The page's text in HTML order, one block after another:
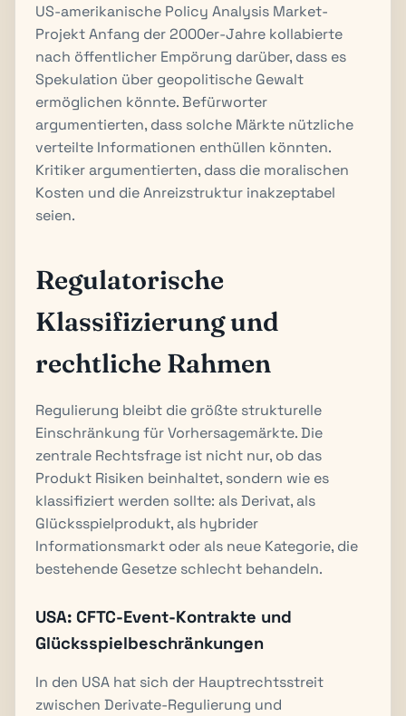
US-amerikanische Policy Analysis Market-
Projekt Anfang der 2000er-Jahre kollabierte
nach öffentlicher Empörung darüber, dass es
Spekulation über geopolitische Gewalt
ermöglichen könnte. Befürworter
argumentierten, dass solche Märkte nützliche
verteilte Informationen enthüllen könnten.
Kritiker argumentierten, dass die moralischen
Kosten und die Anreizstruktur inakzeptabel
seien.
Regulatorische
Klassifizierung und
rechtliche Rahmen
Regulierung bleibt die größte strukturelle
Einschränkung für Vorhersagemärkte. Die
zentrale Rechtsfrage ist nicht nur, ob das
Produkt Risiken beinhaltet, sondern wie es
klassifiziert werden sollte: als Derivat, als
Glücksspielprodukt, als hybrider
Informationsmarkt oder als neue Kategorie, die
bestehende Gesetze schlecht behandeln.
USA: CFTC-Event-Kontrakte und
Glücksspielbeschränkungen
In den USA hat sich der Hauptrechtsstreit
zwischen Derivate-Regulierung und